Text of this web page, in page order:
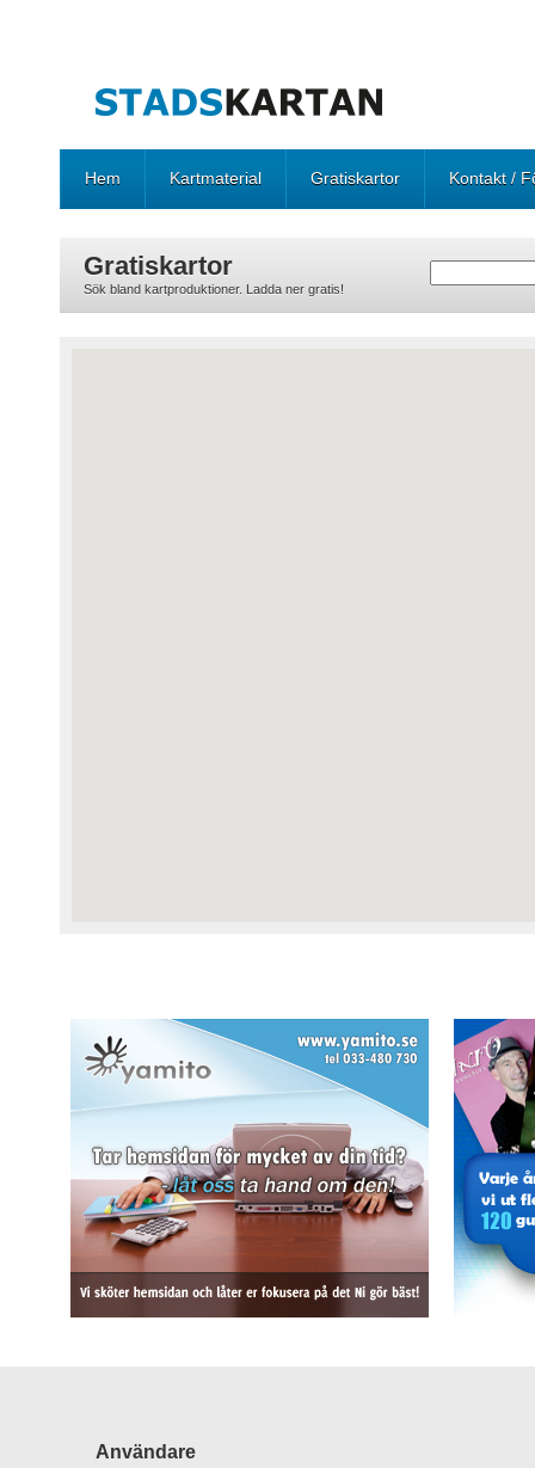
Hem Kartmaterial Gratiskartor Kontakt /
Gratiskartor
Sök bland kartproduktioner. Ladda ner gratis!
Användare